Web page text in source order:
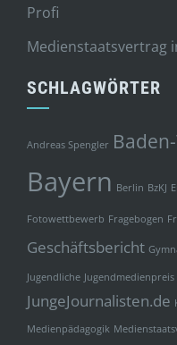
Profi
Medienstaatsvertrag
SCHLAGWÖRTER
Andreas Spengler
Bayern Berlin BzKJ
Fotowettbewerb Fragebogen
Geschäftsbericht
Jugendliche Jugendmedienpreis
JungeJournalisten.de
Medienpädagogik